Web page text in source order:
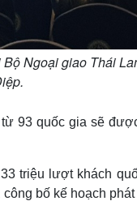
Ngoại giao Thái
93 quốc gia sẽ
triệu lượt khách
bố kế hoạch